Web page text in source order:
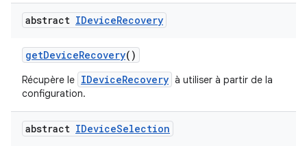
abstract IDeviceRecovery
getDeviceRecovery()
Récupère le IDeviceRecovery à utiliser à partir de la
configuration.
abstract IDeviceSelection